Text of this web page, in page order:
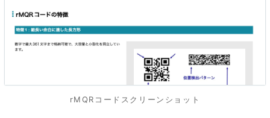
rMQRコードスクリーンショット